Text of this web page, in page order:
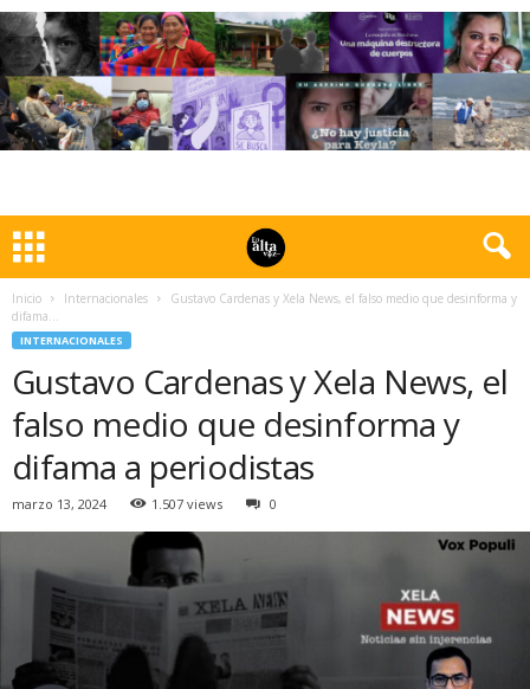
Inicio Internacionales
Gustavo Cardenas y Xela News, el falso medio que desinforma y
difama...
INTERNACIONALES
Gustavo Cardenas y Xela News, el
falso medio que desinforma y
difama a periodistas
marzo 13, 2024 1.507 views 0